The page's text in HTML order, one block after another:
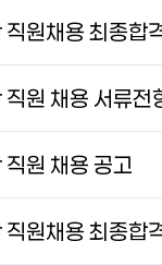
원 채용 공고